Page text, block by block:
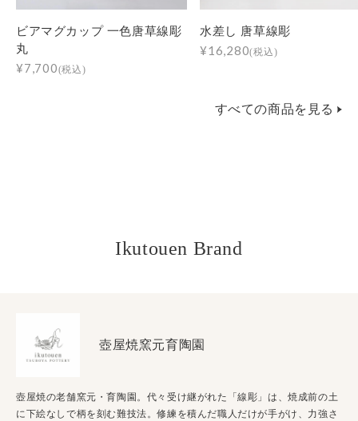
ビアマグカップ 一色唐草線彫
丸
¥7,700(税込)
水差し 唐草線彫
¥16,280(税込)
すべての商品を見る
Ikutouen Brand
壺屋焼窯元育陶園
壺屋焼の老舗窯元・育陶園。代々受け継がれた「線彫」は、焼成前の土
に下絵なしで柄を刻む難技法。修練を積んだ職人だけが手がけ、力強さ